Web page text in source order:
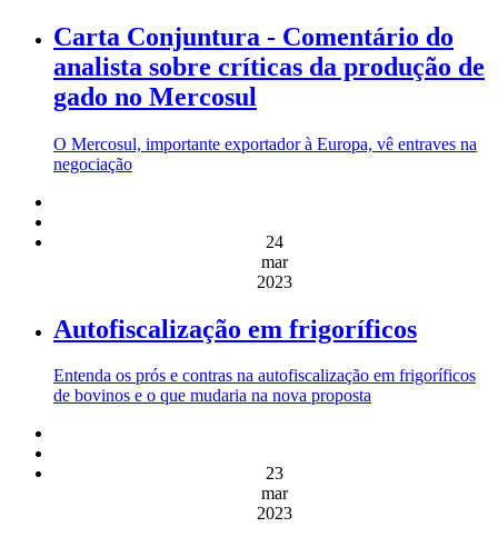
Carta Conjuntura - Comentário do
analista sobre críticas da produção de
gado no Mercosul
O Mercosul, importante exportador à Europa, vê entraves na
negociação
24
mar
2023
Autofiscalização em frigoríficos
Entenda os prós e contras na autofiscalização em frigoríficos
de bovinos e o que mudaria na nova proposta
23
mar
2023